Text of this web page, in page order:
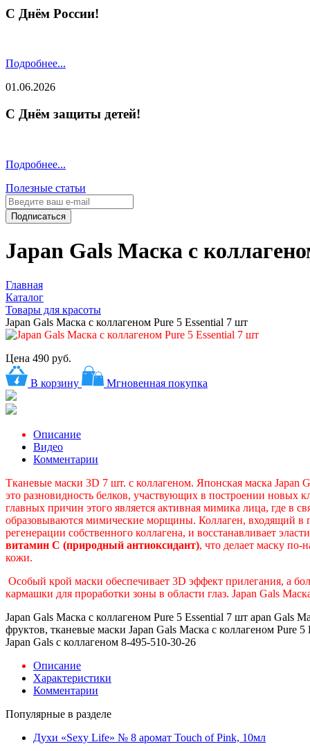
С Днём России!
Подробнее...
01.06.2026
С Днём защиты детей!
Подробнее...
Полезные статьи
Подписаться
Japan Gals Маска с
Главная
Каталог
Товары для красоты
Japan Gals Маска с коллагеном Pure 5 Essential 7 шт
Цена 490 руб.
В корзину Мгновенная покупка
Описание
Видео
Комментарии
Тканевые маски 3D 7 шт. с коллагеном. Японская маска Japan
это разновидность белков, участвующих в построении новых
главных причин этого является активная мимика лица, где в
образовываются мимические морщины. Коллаген, входящий в
регенерации собственного коллагена, и восстанавливает
витамин С (природный антиоксидант), что делает маску
кожи.
Особый крой маски обеспечивает 3D эффект прилегания, а
кармашки для проработки зоны в области глаз. Japan Gals
Japan Gals Маска с коллагеном Pure 5 Essential 7 шт apan Gals
фруктов, тканевые маски Japan Gals Маска с коллагеном Pure
Japan Gals с коллагеном 8-495-510-30-26
Описание
Характеристики
Комментарии
Популярные в разделе
Духи «Sexy Life» № 8 аромат Touch of Pink, 10мл